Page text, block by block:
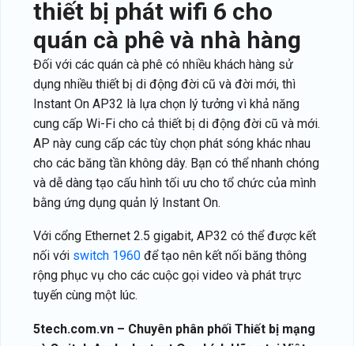
thiết bị phát wifi 6 cho
quán cà phê và nhà hàng
Đối với các quán cà phê có nhiều khách hàng sử
dụng nhiều thiết bị di động đời cũ và đời mới, thì
Instant On AP32 là lựa chọn lý tưởng vì khả năng
cung cấp Wi-Fi cho cả thiết bị di động đời cũ và mới.
AP này cung cấp các tùy chọn phát sóng khác nhau
cho các băng tần không dây. Bạn có thể nhanh chóng
và dễ dàng tạo cấu hình tối ưu cho tổ chức của mình
bằng ứng dụng quản lý Instant On.
Với cổng Ethernet 2.5 gigabit, AP32 có thể được kết
nối với switch 1960 để tạo nên kết nối băng thông
rộng phục vụ cho các cuộc gọi video và phát trực
tuyến cùng một lúc.
5tech.com.vn – Chuyên phân phối Thiết bị mạng